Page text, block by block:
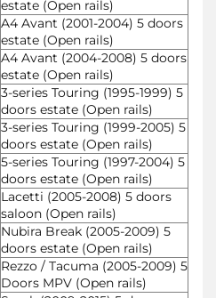
estate (Open rails)
A4 Avant (2001-2004) 5 doors
estate (Open rails)
A4 Avant (2004-2008) 5 doors
estate (Open rails)
3-series Touring (1995-1999) 5
doors estate (Open rails)
3-series Touring (1999-2005) 5
doors estate (Open rails)
5-series Touring (1997-2004) 5
doors estate (Open rails)
Lacetti (2005-2008) 5 doors
saloon (Open rails)
Nubira Break (2005-2009) 5
doors estate (Open rails)
Rezzo / Tacuma (2005-2009) 5
Doors MPV (Open rails)